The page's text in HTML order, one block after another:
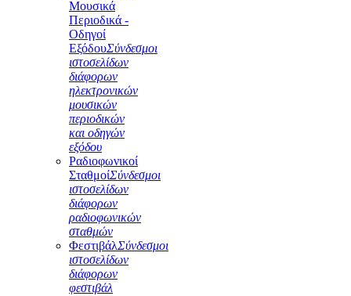
Μουσικά
Περιοδικά -
Οδηγοί
ΕξόδουΣύνδεσμοι
ιστοσελίδων
διάφορων
ηλεκτρονικών
μουσικών
περιοδικών
και οδηγών
εξόδου
Ραδιοφωνικοί
ΣταθμοίΣύνδεσμοι
ιστοσελίδων
διάφορων
ραδιοφωνικών
σταθμών
ΦεστιβάλΣύνδεσμοι
ιστοσελίδων
διάφορων
φεστιβάλ